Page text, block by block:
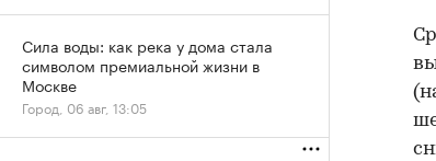
Сила воды: как река у дома стала
символом премиальной жизни в
Москве
Город, 06 авг, 13:05